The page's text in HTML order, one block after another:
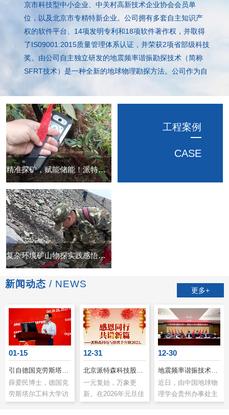
京市科技型中小企业、中关村高新技术企业协会会员单
位，以及北京市专精特新企业。公司拥有多套自主知识产
权的软件平台、14项发明专利和18项软件著作权，并取得
了IS09001:2015质量管理体系认证，并荣获2项省部级科技
奖。由公司自主独立研发的地震频率谐振勘探技术（简称
SFRT技术）是一种全新的地球物理勘探方法。公司作为自
然资源部行业标准《地震频率谐振勘探技术规程》、《工
程地震频率谐振勘探技术规程》的主要发起人，以及“十二
五”和“十三五”期间“油气专项”中“煤层气压裂监测”专题负责
单位，具有强大的科技研发实力。公司始终致力于自主创
新和专业研发水平的提高，由公司自主独立研发的地震频
率谐振勘探技术（简称SFRT技术）主要是利用地下的地震
波所具有的共性－谐...
工程案例
CASE
精准探矿，赋能储能！派特森地震频率谐振技术助力浙江省钼矿资源勘探升级
复杂环境矿山物探实践感悟：大道至简，方得数据本真
新闻动态 / NEWS
更多+
01-15
薛爱民博士，德国克
劳斯塔尔工科大学访
12-31
一元复始，万象更
新。在2026年元旦佳
12-30
近日，由中国地球物
理学会贵州办事处主